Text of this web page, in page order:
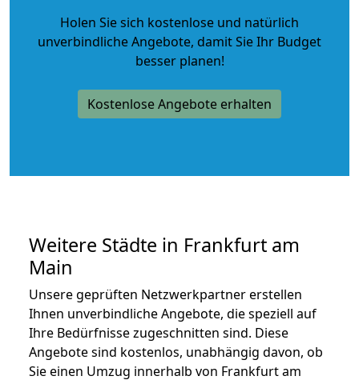
Holen Sie sich kostenlose und natürlich
unverbindliche Angebote, damit Sie Ihr Budget
besser planen!
Kostenlose Angebote erhalten
Weitere Städte in Frankfurt am
Main
Unsere geprüften Netzwerkpartner erstellen
Ihnen unverbindliche Angebote, die speziell auf
Ihre Bedürfnisse zugeschnitten sind. Diese
Angebote sind kostenlos, unabhängig davon, ob
Sie einen Umzug innerhalb von Frankfurt am